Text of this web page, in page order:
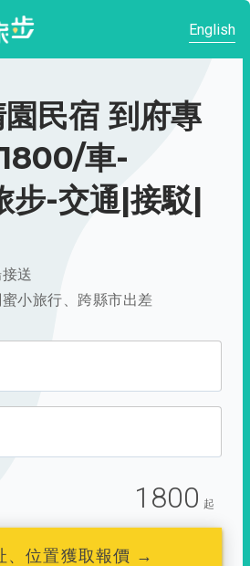
English
民宿 到府專
車-
-交通|接駁|
送
小旅行、跨縣市出差
1800 起
、位置獲取報價 →